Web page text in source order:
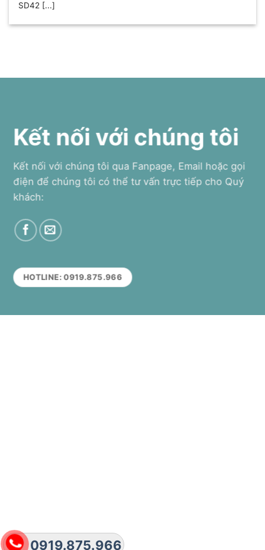
SD42 [...]
Kết nối với chúng tôi
Kết nối với chúng tôi qua Fanpage, Email hoặc gọi
điện để chúng tôi có thể tư vấn trực tiếp cho Quý
khách:
HOTLINE: 0919.875.966
0919.875.966